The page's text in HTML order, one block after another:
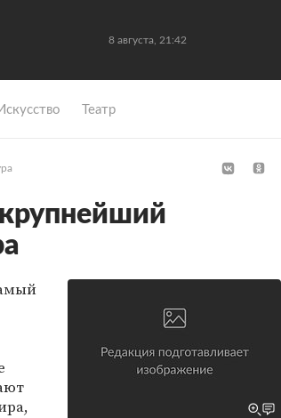
8 августа, 21:42
Искусство Театр